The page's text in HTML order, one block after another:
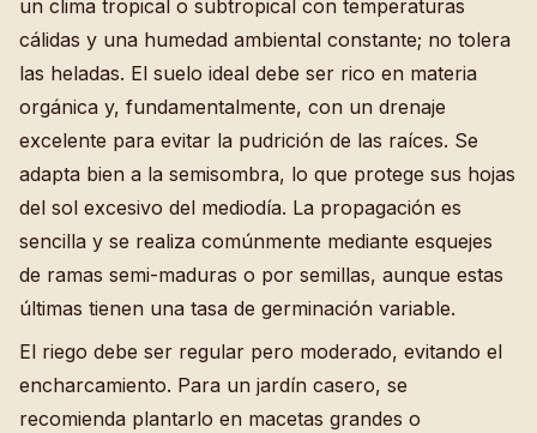
un clima tropical o subtropical con temperaturas
cálidas y una humedad ambiental constante; no tolera
las heladas. El suelo ideal debe ser rico en materia
orgánica y, fundamentalmente, con un drenaje
excelente para evitar la pudrición de las raíces. Se
adapta bien a la semisombra, lo que protege sus hojas
del sol excesivo del mediodía. La propagación es
sencilla y se realiza comúnmente mediante esquejes
de ramas semi-maduras o por semillas, aunque estas
últimas tienen una tasa de germinación variable.
El riego debe ser regular pero moderado, evitando el
encharcamiento. Para un jardín casero, se
recomienda plantarlo en macetas grandes o